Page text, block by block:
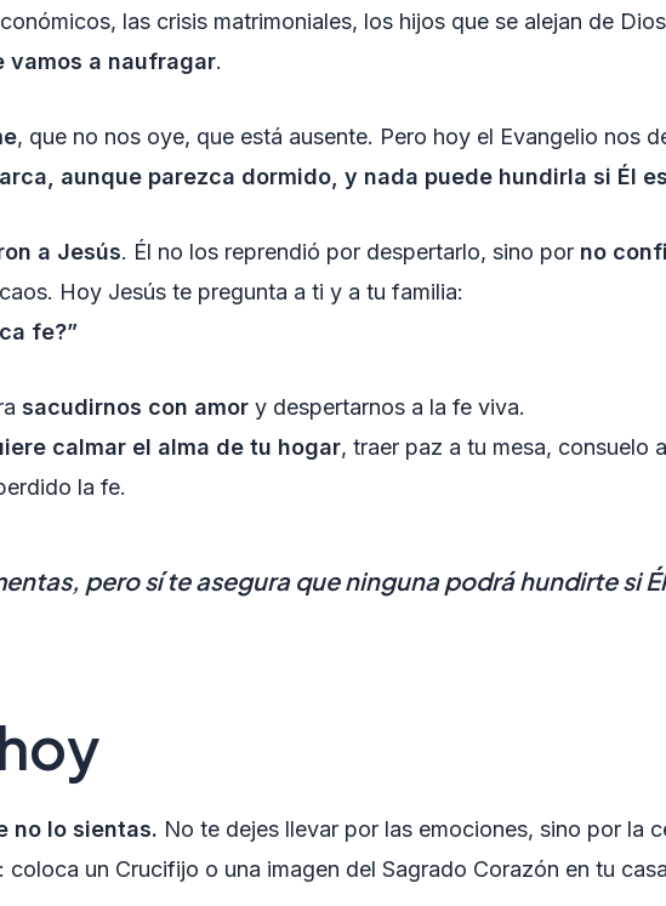
las crisis matrimoniales, los hijos que se alejan de
vamos a naufragar.
, que no nos oye, que está ausente. Pero hoy el Evangelio nos
aunque parezca dormido, y nada puede hundirla si Él
a Jesús. Él no los reprendió por despertarlo, sino por no
Hoy Jesús te pregunta a ti y a tu familia:
fe?”
sacudirnos con amor y despertarnos a la fe viva.
calmar el alma de tu hogar, traer paz a tu mesa, consuelo
la fe.
pero sí te asegura que ninguna podrá hundirte si
no lo sientas. No te dejes llevar por las emociones, sino por la
: coloca un Crucifijo o una imagen del Sagrado Corazón en tu